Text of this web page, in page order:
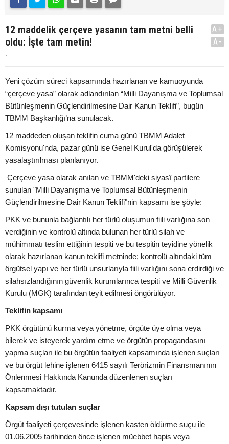
12 maddelik çerçeve yasanın tam metni belli
oldu: İşte tam metin!
.
A+
A-
Yeni çözüm süreci kapsamında hazırlanan ve kamuoyunda
“çerçeve yasa” olarak adlandırılan “Milli Dayanışma ve Toplumsal
Bütünleşmenin Güçlendirilmesine Dair Kanun Teklifi”, bugün
TBMM Başkanlığı’na sunulacak.
12 maddeden oluşan teklifin cuma günü TBMM Adalet
Komisyonu'nda, pazar günü ise Genel Kurul'da görüşülerek
yasalaştırılması planlanıyor.
Çerçeve yasa olarak anılan ve TBMM'deki siyasî partilere
sunulan "Milli Dayanışma ve Toplumsal Bütünleşmenin
Güçlendirilmesine Dair Kanun Teklifi"nin kapsamı ise şöyle:
PKK ve bununla bağlantılı her türlü oluşumun fiili varlığına son
verdiğinin ve kontrolü altında bulunan her türlü silah ve
mühimmatı teslim ettiğinin tespiti ve bu tespitin teyidine yönelik
olarak hazırlanan kanun teklifi metninde; kontrolü altındaki tüm
örgütsel yapı ve her türlü unsurlarıyla fiili varlığını sona erdirdiği ve
silahsızlandığının güvenlik kurumlarınca tespiti ve Milli Güvenlik
Kurulu (MGK) tarafından teyit edilmesi öngörülüyor.
Teklifin kapsamı
PKK örgütünü kurma veya yönetme, örgüte üye olma veya
bilerek ve isteyerek yardım etme ve örgütün propagandasını
yapma suçları ile bu örgütün faaliyeti kapsamında işlenen suçları
ve bu örgüt lehine işlenen 6415 sayılı Terörizmin Finansmanının
Önlenmesi Hakkında Kanunda düzenlenen suçları
kapsamaktadır.
Kapsam dışı tutulan suçlar
Örgüt faaliyeti çerçevesinde işlenen kasten öldürme suçu ile
01.06.2005 tarihinden önce işlenen müebbet hapis veya